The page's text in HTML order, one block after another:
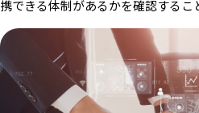
携できる体制があるかを確認するこ